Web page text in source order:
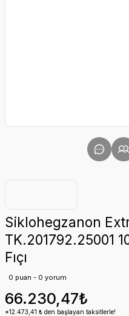
Siklohegzanon
TK.201792.25001
Fıçı
0 puan - 0 yorum
66.230,47₺
*12.473,41 ₺ den başlayan taksitlerle!